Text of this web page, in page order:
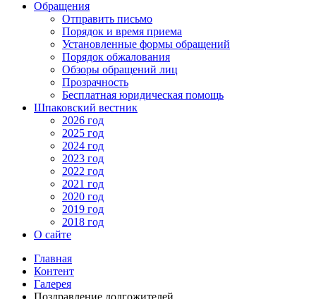
Обращения
Отправить письмо
Порядок и время приема
Установленные формы обращений
Порядок обжалования
Обзоры обращений лиц
Прозрачность
Бесплатная юридическая помощь
Шпаковский вестник
2026 год
2025 год
2024 год
2023 год
2022 год
2021 год
2020 год
2019 год
2018 год
О сайте
Главная
Контент
Галерея